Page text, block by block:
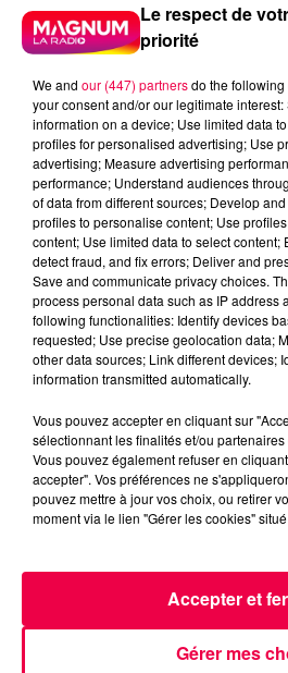
3 août 2026
PRÉVIFEUX : "il faut avoir
dans les Vosges
Le respect de
priorité
We and our (447) partnersdo the
your consent and/or our legitimate
information on a device; Use limited data
profiles for personalised advertising; Use
advertising; Measure advertising
performance; Understand audiences
of data from different sources; Develop
profiles to personalise content; Use
content; Use limited data to select content;
detect fraud, and fix errors; Deliver and
Save and communicate privacy choices.
process personal data such as IP address
following functionalities: Identify devices
requested; Use precise geolocation data;
other data sources; Link different devices;
information transmitted automatically.
Vous pouvez accepter en cliquant sur
sélectionnant les finalités et/ou
Vous pouvez également refuser en
accepter". Vos préférences ne
pouvez mettre à jour vos choix, ou retirer
moment via le lien "Gérer les cookies"
Gérer mes
Accepter et